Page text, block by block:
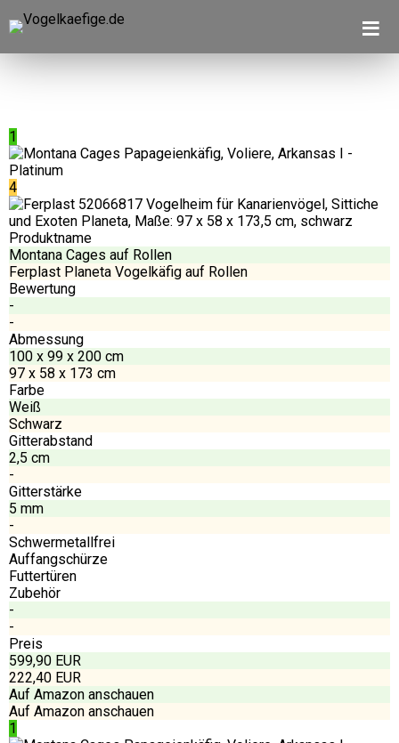
≡
Vogelkäfig auf
Rollen
1
4
Produktname
Montana Cages auf Rollen
Ferplast Planeta Vogelkäfig auf Rollen
Bewertung
-
-
Abmessung
100 x 99 x 200 cm
97 x 58 x 173 cm
Farbe
Weiß
Schwarz
Gitterabstand
2,5 cm
-
Gitterstärke
5 mm
-
Schwermetallfrei
Auffangschürze
Futtertüren
Zubehör
-
-
Preis
599,90 EUR
222,40 EUR
Auf Amazon anschauen
Auf Amazon anschauen
1